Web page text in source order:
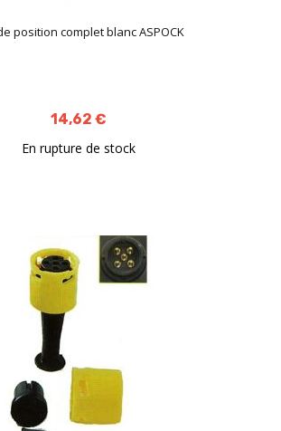
position complet blanc ASPOCK
14,62 €
En rupture de stock